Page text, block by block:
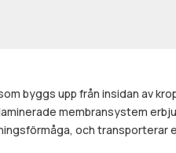
byggs upp från insidan av
membransystem
och transporterar